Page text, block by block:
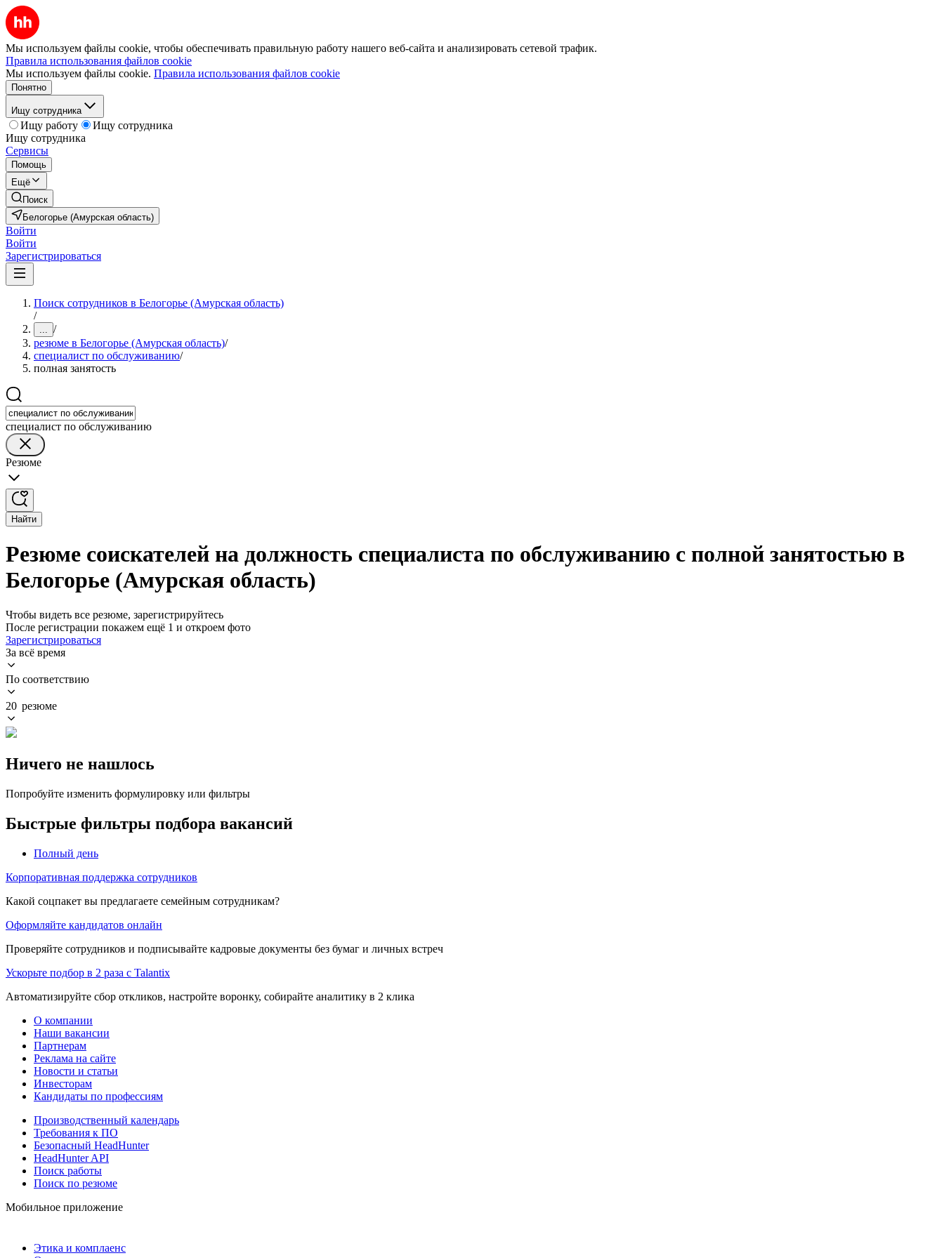
Мы используем файлы cookie, чтобы обеспечивать правильную работу нашего веб-сайта и анализировать сетевой трафик.
Правила использования файлов cookie
Мы используем файлы cookie. Правила использования файлов cookie
Понятно
Ищу сотрудника
Ищу работу
Ищу сотрудника
Ищу сотрудника
Сервисы
Помощь
Ещё
Поиск
Белогорье (Амурская область)
Войти
Войти
Зарегистрироваться
Поиск сотрудников в Белогорье (Амурская область)
/
... /
резюме в Белогорье (Амурская область)/
специалист по обслуживанию/
полная занятость
специалист по обслуживанию
Резюме
Найти
Резюме соискателей на должность специалиста по обслуживанию с полной занятостью в
Белогорье (Амурская область)
Чтобы видеть все резюме, зарегистрируйтесь
После регистрации покажем ещё 1 и откроем фото
Зарегистрироваться
За всё время
По соответствию
20 резюме
Ничего не нашлось
Попробуйте изменить формулировку или фильтры
Быстрые фильтры подбора вакансий
Полный день
Корпоративная поддержка сотрудников
Какой соцпакет вы предлагаете семейным сотрудникам?
Оформляйте кандидатов онлайн
Проверяйте сотрудников и подписывайте кадровые документы без бумаг и личных встреч
Ускорьте подбор в 2 раза с Talantix
Автоматизируйте сбор откликов, настройте воронку, собирайте аналитику в 2 клика
О компании
Наши вакансии
Партнерам
Реклама на сайте
Новости и статьи
Инвесторам
Кандидаты по профессиям
Производственный календарь
Требования к ПО
Безопасный HeadHunter
HeadHunter API
Поиск работы
Поиск по резюме
Мобильное приложение
Этика и комплаенс